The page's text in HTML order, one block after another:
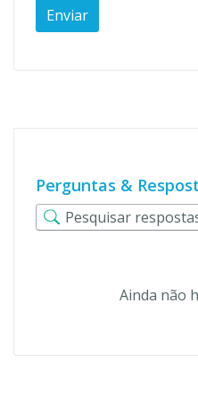
Perguntas &
Ainda não